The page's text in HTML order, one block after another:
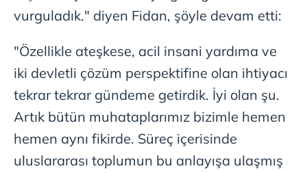
Çerezlere ilişkin tercihlerinizi aşağıda yer alan panel
için Ayarlar butonuna tıklayabilir,
Çerez Bilgilendirme
ziyaret edebilirsiniz.
6698 sayılı Kişisel Verilerin Korunması Kanunu uyarınca
hazırlanmış Aydınlatma Metnimizi okumak ve sitemizde
ilgili mevzuata uygun olarak kullanılan çerezlerle ilgili bilgi
almak için lütfentıklayınız.
vurguladık." diyen Fidan, şöyle devam etti:
"Özellikle ateşkese, acil insani yardıma ve
iki devletli çözüm perspektifine olan ihtiyacı
tekrar tekrar gündeme getirdik. İyi olan şu.
Artık bütün muhataplarımız bizimle hemen
hemen aynı fikirde. Süreç içerisinde
uluslararası toplumun bu anlayışa ulaşmış